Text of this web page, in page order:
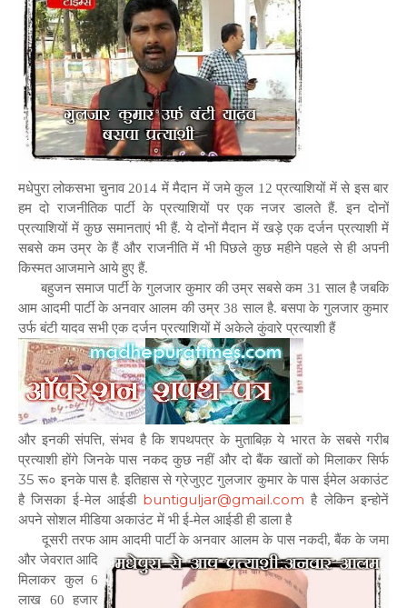
मधेपुरा लोकसभा चुनाव 2014 में मैदान में जमे कुल 12 प्रत्याशियों में से इस बार
हम दो राजनीतिक पार्टी के प्रत्याशियों पर एक नजर डालते हैं. इन दोनों
प्रत्याशियों में कुछ समानताएं भी हैं. ये दोनों मैदान में खड़े एक दर्जन प्रत्याशी में
सबसे कम उम्र के हैं और राजनीति में भी पिछले कुछ महीने पहले से ही अपनी
किस्मत आजमाने आये हुए हैं.
बहुजन समाज पार्टी के गुलजार कुमार की उम्र सबसे कम 31 साल है जबकि
आम आदमी पार्टी के अनवार आलम की उम्र 38 साल है. बसपा के गुलजार कुमार
उर्फ बंटी यादव सभी एक दर्जन प्रत्याशियों में अकेले कुंवारे प्रत्याशी हैं
और इनकी संपत्ति, संभव है कि शपथपत्र के मुताबिक़ ये भारत के सबसे गरीब
प्रत्याशी होंगे जिनके पास नकद कुछ नहीं और दो बैंक खातों को मिलाकर सिर्फ
35 रू० इनके पास है. इतिहास से ग्रेजुएट गुलजार कुमार के पास ईमेल अकाउंट
है जिसका ई-मेल आईडी buntiguljar@gmail.com है लेकिन इन्होनें
अपने सोशल मीडिया अकाउंट में भी ई-मेल आईडी ही डाला है
दूसरी तरफ आम आदमी पार्टी के अनवार आलम के पास नकदी, बैंक के जमा
और जेवरातआदि
मिलाकर कुल 6
लाख 60 हजार